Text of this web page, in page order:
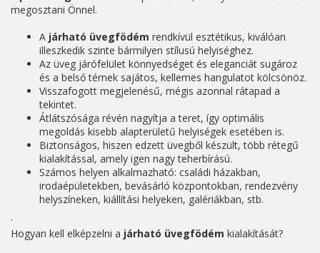
megosztani Önnel.
A járható üvegfödém rendkívül esztétikus, kiválóan
illeszkedik szinte bármilyen stílusú helyiséghez.
Az üveg járófelület könnyedséget és eleganciát sugároz
és a belső térnek sajátos, kellemes hangulatot kölcsönöz.
Visszafogott megjelenésű, mégis azonnal rátapad a
tekintet.
Átlátszósága révén nagyítja a teret, így optimális
megoldás kisebb alapterületű helyiségek esetében is.
Biztonságos, hiszen edzett üvegből készült, több rétegű
kialakítással, amely igen nagy teherbírású.
Számos helyen alkalmazható: családi házakban,
irodaépületekben, bevásárló központokban, rendezvény
helyszíneken, kiállítási helyeken, galériákban, stb.
·
Hogyan kell elképzelni a járható üvegfödém kialakítását?